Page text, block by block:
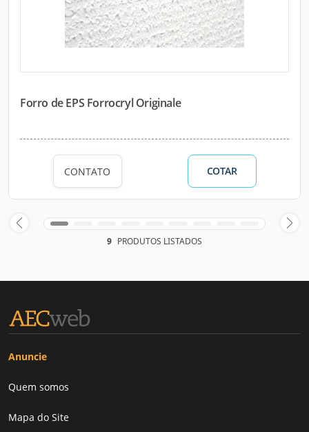
Forro de EPS Forrocryl Originale
CONTATO COTAR
9 PRODUTOS LISTADOS
Anuncie
Quem somos
Mapa do Site